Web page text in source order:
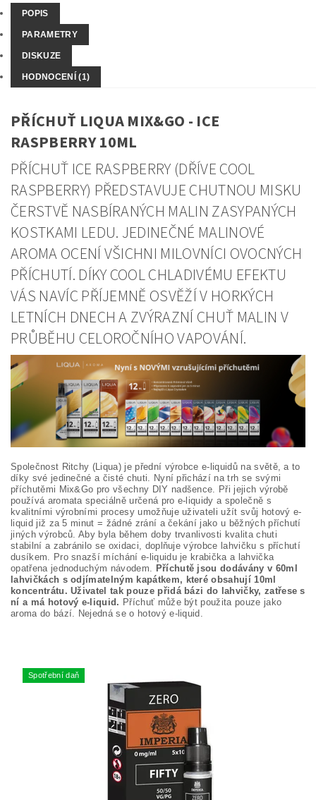
POPIS
PARAMETRY
DISKUZE
HODNOCENÍ (1)
PŘÍCHUŤ LIQUA MIX&GO - ICE
RASPBERRY 10ML
PŘÍCHUŤ ICE RASPBERRY (DŘÍVE COOL
RASPBERRY) PŘEDSTAVUJE CHUTNOU MISKU
ČERSTVĚ NASBÍRANÝCH MALIN ZASYPANÝCH
KOSTKAMI LEDU. JEDINEČNÉ MALINOVÉ
AROMA OCENÍ VŠICHNI MILOVNÍCI OVOCNÝCH
PŘÍCHUTÍ. DÍKY COOL CHLADIVÉMU EFEKTU
VÁS NAVÍC PŘÍJEMNĚ OSVĚŽÍ V HORKÝCH
LETNÍCH DNECH A ZVÝRAZNÍ CHUŤ MALIN V
PRŮBĚHU CELOROČNÍHO VAPOVÁNÍ.
Společnost Ritchy (Liqua) je přední výrobce e-liquidů na světě, a to
díky své jedinečné a čisté chuti. Nyní přichází na trh se svými
příchutěmi Mix&Go pro všechny DIY nadšence. Při jejich výrobě
používá aromata speciálně určená pro e-liquidy a společně s
kvalitními výrobními procesy umožňuje uživateli užít svůj hotový e-
liquid již za 5 minut = žádné zrání a čekání jako u běžných příchutí
jiných výrobců. Aby byla během doby trvanlivosti kvalita chuti
stabilní a zabránilo se oxidaci, doplňuje výrobce lahvičku s příchutí
dusíkem. Pro snazší míchání e-liquidu je krabička a lahvička
opatřena jednoduchým návodem. Příchutě jsou dodávány v 60ml
lahvičkách s odjímatelným kapátkem, které obsahují 10ml
koncentrátu. Uživatel tak pouze přidá bázi do lahvičky, zatřese s
ní a má hotový e-liquid. Příchuť může být použita pouze jako
aroma do bází. Nejedná se o hotový e-liquid.
Spotřební daň